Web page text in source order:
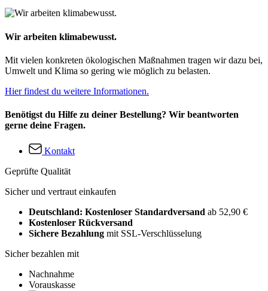
Wir arbeiten klimabewusst.
Mit vielen konkreten ökologischen Maßnahmen tragen wir dazu bei,
Umwelt und Klima so gering wie möglich zu belasten.
Hier findest du weitere Informationen.
Benötigst du Hilfe zu deiner Bestellung? Wir beantworten
gerne deine Fragen.
Kontakt
Geprüfte Qualität
Sicher und vertraut einkaufen
Deutschland: Kostenloser Standardversand ab 52,90 €
Kostenloser Rückversand
Sichere Bezahlung mit SSL-Verschlüsselung
Sicher bezahlen mit
Nachnahme
Vorauskasse